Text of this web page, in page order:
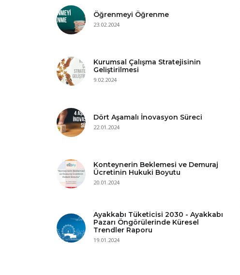
Öğrenmeyi Öğrenme
23.02.2024
Kurumsal Çalışma Stratejisinin
Geliştirilmesi
9.02.2024
Dört Aşamalı İnovasyon Süreci
22.01.2024
Konteynerin Beklemesi ve Demuraj
Ücretinin Hukuki Boyutu
20.01.2024
Ayakkabı Tüketicisi 2030 - Ayakkabı
Pazarı Öngörülerinde Küresel
Trendler Raporu
19.01.2024